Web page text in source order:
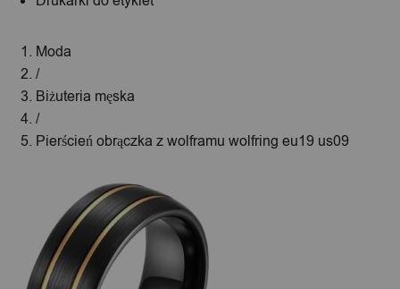
Moda
/
Biżuteria męska
/
Pierścień obrączka z wolframu wolfring eu19 us09